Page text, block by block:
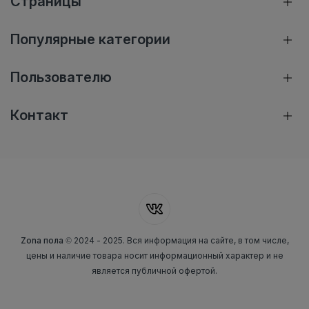
Популярные категории
Пользователю
Контакт
Zona пола © 2024 - 2025. Вся информация на сайте, в том числе,
цены и наличие товара носит информационный характер и не
является публичной офертой.